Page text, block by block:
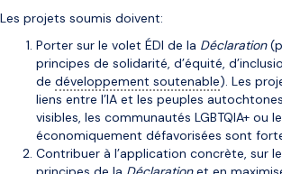
Les projets soumis doivent:
Porter sur le volet ÉDI de la Déclaration
principes de solidarité, d’équité,
de développement soutenable). Les
liens entre l’IA et les peuples
visibles, les communautés LGBTQIA+ ou
économiquement défavorisées sont
Contribuer à l’application concrète, sur